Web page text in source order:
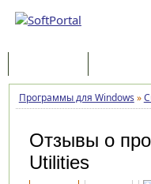
Программы для Windows »
Отзывы о
Utilities